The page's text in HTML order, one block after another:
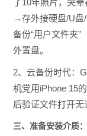
了10年照片，哭
→存外接硬盘/U盘
备份“用户文件夹”
外置盘。
2、云备份时代：
机党用iPhone 15
后验证文件打开无
三、准备安装介质